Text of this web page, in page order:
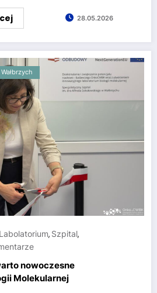
28.05.2026
Wałbrzych
Labolatorium, Szpital,
nowoczesne
Molekularnej